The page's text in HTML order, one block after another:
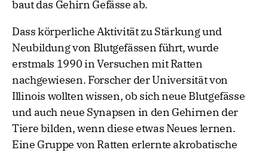
baut das Gehirn Gefässe ab.
Dass körperliche Aktivität zu Stärkung und
Neubildung von Blutgefässen führt, wurde
erstmals 1990 in Versuchen mit Ratten
nachgewiesen. Forscher der Universität von
Illinois wollten wissen, ob sich neue Blutgefässe
und auch neue Synapsen in den Gehirnen der
Tiere bilden, wenn diese etwas Neues lernen.
Eine Gruppe von Ratten erlernte akrobatische